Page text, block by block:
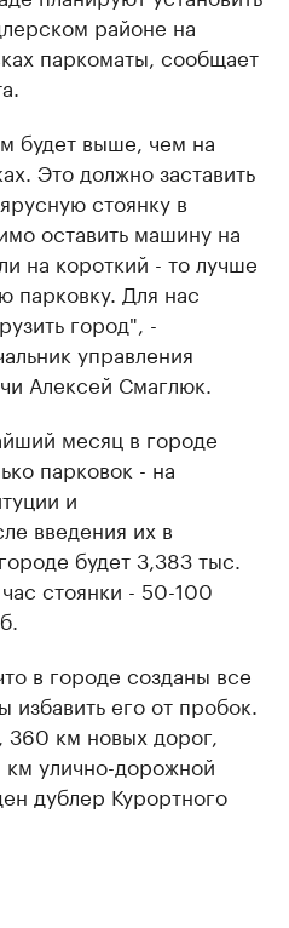
районе на
паркоматы, сообщает
будет выше, чем на
Это должно заставить
стоянку в
оставить машину на
на короткий - то лучше
парковку. Для нас
город", -
управления
Алексей Смаглюк.
месяц в городе
парковок - на
и
введения их в
будет 3,383 тыс.
стоянки - 50-100
в городе созданы все
избавить его от пробок.
км новых дорог,
км улично-дорожной
дублер Курортного